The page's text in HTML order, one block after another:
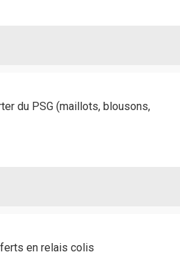
du PSG (maillots, blousons,
en relais colis